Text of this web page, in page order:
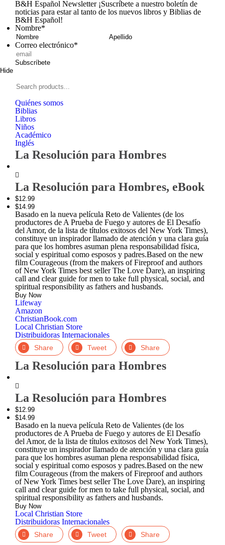
B&H Español Newsletter ¡Suscríbete a nuestro boletín de
noticias para estar al tanto de los nuevos libros y Biblias de
B&H Español!
Nombre*
Nombre
Correo electrónico*
Subscríbete
Hide
Español
Quiénes somos
Biblias
Libros
Niños
Académico
Inglés
La Resolución para Hombres
Zoom
In
La Resolución para Hombres, eBook
$12.99
$14.99
Basado en la nueva película Reto de Valientes (de los
productores de A Prueba de Fuego y autores de El Desafío
del Amor, de la lista de títulos exitosos del New York Times),
constituye un inspirador llamado de atención y una clara guía
para que los hombres asuman plena responsabilidad física,
social y espiritual como esposos y padres.Based on the new
film Courageous (from the makers of Fireproof and authors
of New York Times best seller The Love Dare), an inspiring
call and clear guide for men to take full physical, social, and
spiritual responsibility as fathers and husbands.
Buy Now
Lifeway
Amazon
ChristianBook.com
Local Christian Store
Distribuidoras Internacionales
Facebook Twitter LinkedIn
La Resolución para Hombres
Zoom
In
La Resolución para Hombres
$12.99
$14.99
Basado en la nueva película Reto de Valientes (de los
productores de A Prueba de Fuego y autores de El Desafío
del Amor, de la lista de títulos exitosos del New York Times),
constituye un inspirador llamado de atención y una clara guía
para que los hombres asuman plena responsabilidad física,
social y espiritual como esposos y padres.Based on the new
film Courageous (from the makers of Fireproof and authors
of New York Times best seller The Love Dare), an inspiring
call and clear guide for men to take full physical, social, and
spiritual responsibility as fathers and husbands.
Buy Now
Local Christian Store
Distribuidoras Internacionales
Facebook Twitter LinkedIn